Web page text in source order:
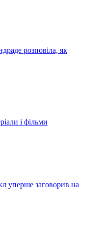
розповіла, як
і фільми
уперше заговорив на